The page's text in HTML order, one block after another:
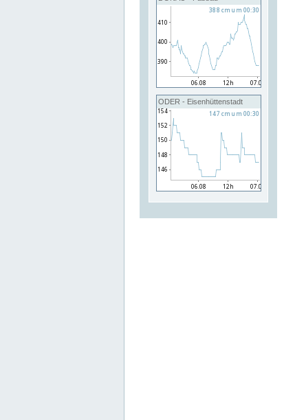
ODER - Eisenhüttenstadt